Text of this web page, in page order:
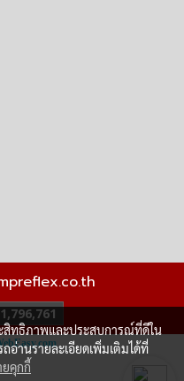
1,796,761
สิทธิภาพและประสบการณ์ที่ดีใน
อ่านรายละเอียดเพิ่มเติมได้ที่
คุกกี้